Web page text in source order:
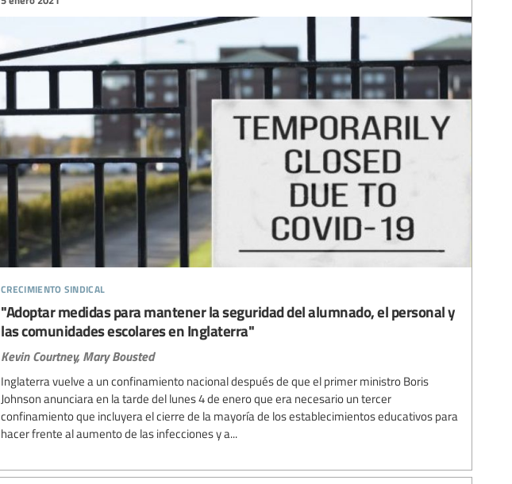
crecimiento sindical
"Adoptar medidas para mantener la seguridad del alumnado, el personal y
las comunidades escolares en Inglaterra"
Kevin Courtney, Mary Bousted
Inglaterra vuelve a un confinamiento nacional después de que el primer ministro Boris
Johnson anunciara en la tarde del lunes 4 de enero que era necesario un tercer
confinamiento que incluyera el cierre de la mayoría de los establecimientos educativos para
hacer frente al aumento de las infecciones y a...